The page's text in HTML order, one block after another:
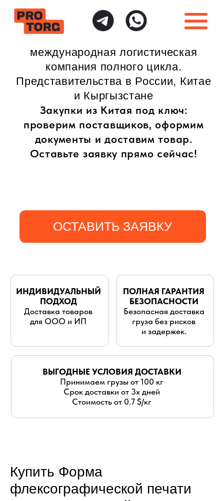
Представительства в России, Китае
и Кыргызстане
Закупки из Китая под ключ:
проверим поставщиков, оформим
документы и доставим товар.
Оставьте заявку прямо сейчас!
ОСТАВИТЬ ЗАЯВКУ
Срок доставки от 3х дней
Стоимость от 0.7 $/кг
Безопасная доставка
груза без рисков
Доставка товаров
для ООО и ИП
Купить Форма
флексографической печати